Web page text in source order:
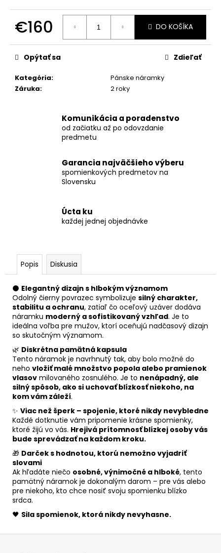
€160
cena:
DO KOŠÍKA
Kategória:
Pánske náramky
Záruka: 2 roky
Opýtať sa Zdieľať
Komunikácia a poradenstvo
od začiatku až po odovzdanie
predmetu
Garancia najväčšieho výberu
spomienkových predmetov na
Slovensku
Úcta ku
každej jednej objednávke
Popis Diskusia
⚫ Elegantný dizajn s hlbokým významom
Odolný čierny povrazec symbolizuje silný charakter,
stabilitu a ochranu, zatiaľ čo oceľový uzáver dodáva
náramku moderný a sofistikovaný vzhľad. Je to
ideálna voľba pre mužov, ktorí oceňujú nadčasový dizajn
so skutočným významom.
🌿 Diskrétna pamätná kapsula
Tento náramok je navrhnutý tak, aby bolo možné do
neho vložiť malé množstvo popola alebo pramienok
vlasov milovaného zosnulého. Je to nenápadný, ale
silný spôsob, ako si uchovať blízkosť niekoho, na
kom vám záleží.
✨ Viac než šperk – spojenie, ktoré nikdy nevybledne
Každé dotknutie vám pripomenie krásne spomienky,
ktoré žijú vo vás. Hrejivá prítomnosť blízkej osoby vás
bude sprevádzať na každom kroku.
🎁 Darček s hodnotou, ktorú nemožno vyjadriť
slovami
Ak hľadáte niečo osobné, výnimočné a hlboké, tento
pamätný náramok je dokonalým darom – pre vás alebo
pre niekoho, kto chce nosiť svoju spomienku blízko
srdca.
🖤 Sila spomienok, ktorá nikdy nevyhasne.
Z